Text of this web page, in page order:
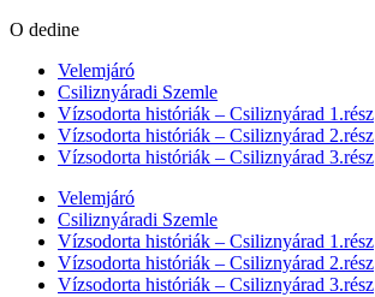
O dedine
Velemjáró
Csiliznyáradi Szemle
Vízsodorta históriák – Csiliznyárad 1.rész
Vízsodorta históriák – Csiliznyárad 2.rész
Vízsodorta históriák – Csiliznyárad 3.rész
Velemjáró
Csiliznyáradi Szemle
Vízsodorta históriák – Csiliznyárad 1.rész
Vízsodorta históriák – Csiliznyárad 2.rész
Vízsodorta históriák – Csiliznyárad 3.rész